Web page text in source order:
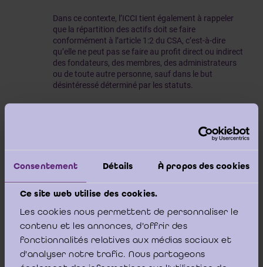
Consentement Détails À propos des cookies
Ce site web utilise des cookies.
Les cookies nous permettent de personnaliser le
contenu et les annonces, d'offrir des
fonctionnalités relatives aux médias sociaux et
d'analyser notre trafic. Nous partageons
Dans ce contexte, l’ICCI tient également à rappeler
que la répartition des actifs doit se faire
conformément à l’article 1:2 du CSA, c’est-à-dire
qu’elle ne peut pas se faire au profit direct ou indirect
des fondateurs, des membres, des administrateurs
ou de toute autre personne, sauf dans le but
désintéressé déterminé par les statuts.
souhaite souligner que la procédure prévue à
l’article 2:110, §1
10:5 CSA confirme par ailleurs que
l’assemblée générale n’a pas de compétence
exclusive en la matière, il est néanmoins